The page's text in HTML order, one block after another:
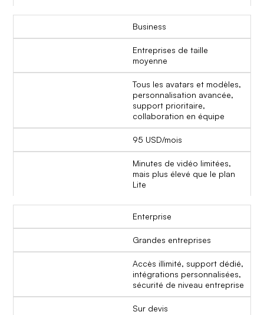
Business
Entreprises de taille
moyenne
Tous les avatars et modèles,
personnalisation avancée,
support prioritaire,
collaboration en équipe
95 USD/mois
Minutes de vidéo limitées,
mais plus élevé que le plan
Lite
Enterprise
Grandes entreprises
Accès illimité, support dédié,
intégrations personnalisées,
sécurité de niveau entreprise
Sur devis